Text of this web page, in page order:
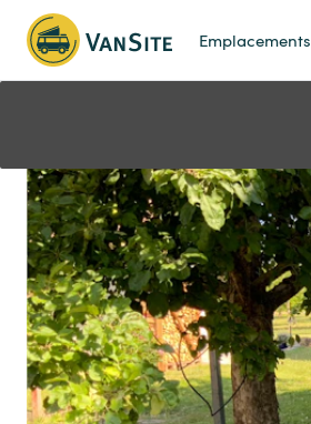
Emplacements